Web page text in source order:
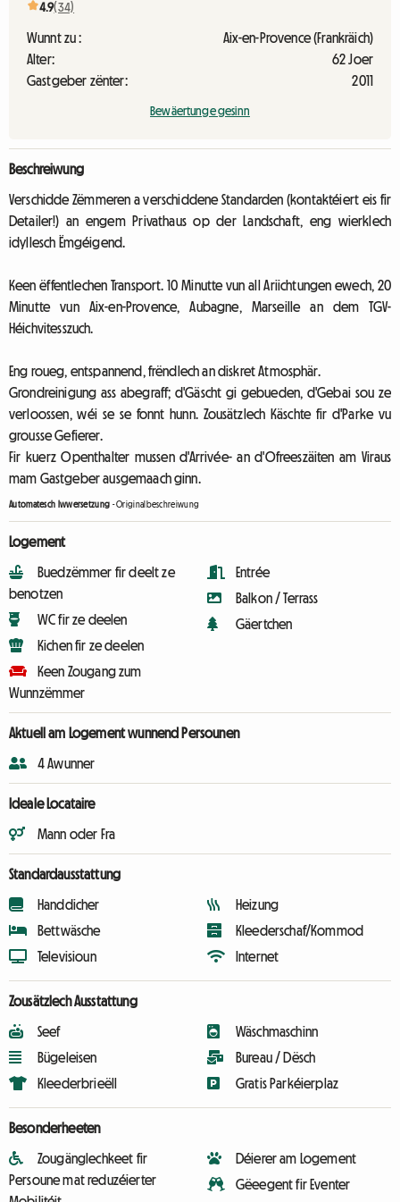
4.9(34)
Wunnt zu :
Aix-en-Provence (Frankräich)
Alter:
62 Joer
Gastgeber zënter:
2011
Bewäertunge gesinn
Beschreiwung
Verschidde Zëmmeren a verschiddene Standarden (kontaktéiert eis fir
Detailer!) an engem Privathaus op der Landschaft, eng wierklech
idyllesch Ëmgéigend.
Keen ëffentlechen Transport. 10 Minutte vun all Ariichtungen ewech, 20
Minutte vun Aix-en-Provence, Aubagne, Marseille an dem TGV-
Héichvitesszuch.
Eng roueg, entspannend, frëndlech an diskret Atmosphär.
Grondreinigung ass abegraff; d'Gäscht gi gebueden, d'Gebai sou ze
verloossen, wéi se se fonnt hunn. Zousätzlech Käschte fir d'Parke vu
grousse Gefierer.
Fir kuerz Openthalter mussen d'Arrivée- an d'Ofreeszäiten am Viraus
mam Gastgeber ausgemaach ginn.
Automatesch Iwwersetzung -Originalbeschreiwung
Logement
Buedzëmmer fir deelt ze
benotzen
WC fir ze deelen
Kichen fir ze deelen
Keen Zougang zum
Wunnzëmmer
Entrée
Balkon / Terrass
Gäertchen
Aktuell am Logement wunnend Persounen
4 Awunner
Ideale Locataire
Mann oder Fra
Standardausstattung
Handdicher
Bettwäsche
Televisioun
Heizung
Kleederschaf/Kommod
Internet
Zousätzlech Ausstattung
Seef
Bügeleisen
Kleederbrieëll
Wäschmaschinn
Bureau / Dësch
Gratis Parkéierplaz
Besonderheeten
Zougänglechkeet fir
Persoune mat reduzéierter
Déierer am Logement
Gëeegent fir Eventer